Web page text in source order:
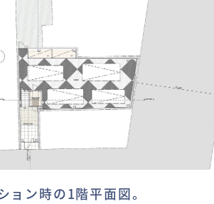
ョン時の1階平面図。